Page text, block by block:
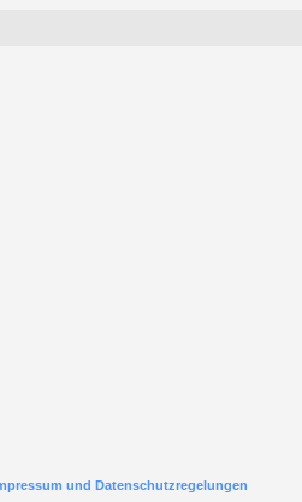
und Datenschutzregelungen